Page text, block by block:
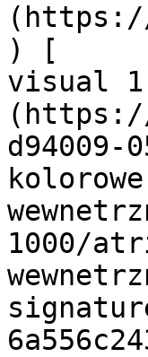
) [
visual 1
d94009-
1000/